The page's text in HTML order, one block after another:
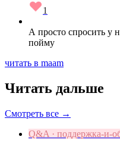
1
А просто спросить у
пойму
читать в maam
Читать дальше
Смотреть все →
Q&A · поддержка-и-